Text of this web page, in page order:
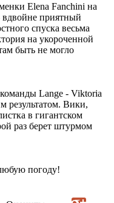
Elena Fanchini на
приятный
спуска весьма
на укороченной
быть не могло
Lange - Viktoria
результатом. Вики,
в гигантском
раз берет штурмом
погоду!